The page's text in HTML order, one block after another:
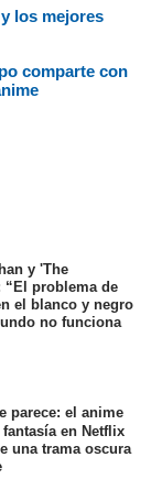
los mejores
comparte con
y 'The
“El problema de
el blanco y negro
no funciona
parece: el anime
en Netflix
una trama oscura